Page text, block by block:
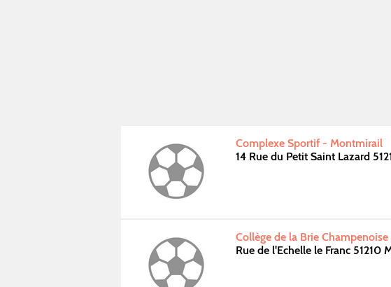
Complexe Sportif - Montmirail
14 Rue du Petit Saint Lazard
Collège de la Brie
Rue de l'Echelle le Franc 51210